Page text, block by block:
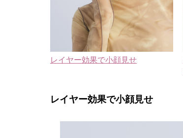
レイヤー効果で小顔見せ
レイヤー効果で小顔見せ